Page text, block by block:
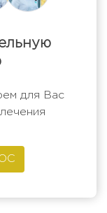
для Вас